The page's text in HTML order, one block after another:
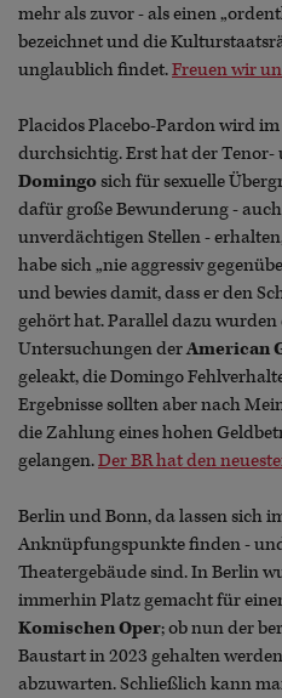
mehr als zuvor - als einen
bezeichnet und die
unglaublich findet.Freuen wir
Placidos Placebo-Pardon wird
durchsichtig. Erst hat der
Domingosich für sexuelle
dafür große Bewunderung -
unverdächtigen Stellen -
habe sich „nie aggressiv
und bewies damit, dass er den
gehört hat. Parallel dazu wurden
Untersuchungen derAmerican
geleakt, die Domingo
Ergebnisse sollten aber nach
die Zahlung eines hohen
gelangen.Der BR hat den
Berlin und Bonn, da lassen sich
Anknüpfungspunkte finden -
Theatergebäude sind. In Berlin
immerhin Platz gemacht für
Komischen Oper; ob nun der
Baustart in 2023 gehalten
abzuwarten. Schließlich kann